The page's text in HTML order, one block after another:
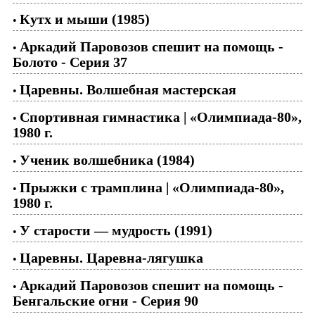
• Кутх и мыши (1985)
• Аркадий Паровозов спешит на помощь -
Болото - Серия 37
• Царевны. Волшебная мастерская
• Спортивная гимнастика | «Олимпиада-80»,
1980 г.
• Ученик волшебника (1984)
• Прыжки с трамплина | «Олимпиада-80»,
1980 г.
• У старости — мудрость (1991)
• Царевны. Царевна-лягушка
• Аркадий Паровозов спешит на помощь -
Бенгальские огни - Серия 90